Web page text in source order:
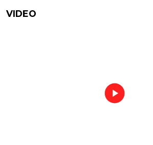
VIDEO